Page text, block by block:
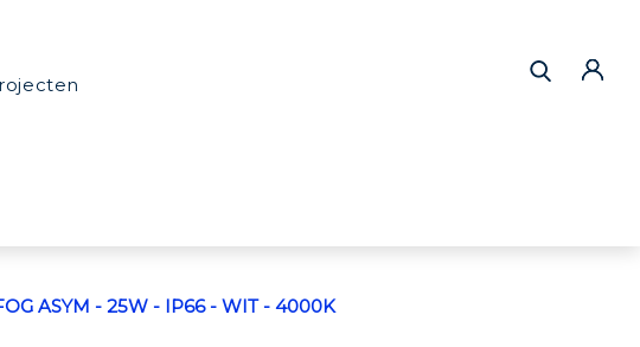
ASYM - 25W - IP66 - WIT - 4000K